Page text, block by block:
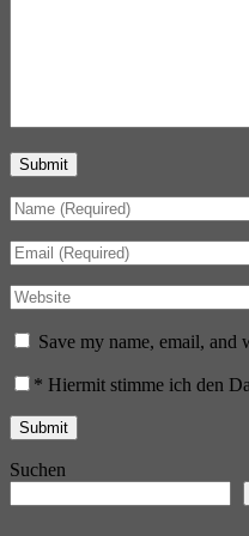
Submit
Save my name, email, and
* Hiermit stimme ich den
Suchen